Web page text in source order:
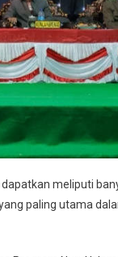
meliputi
paling utama